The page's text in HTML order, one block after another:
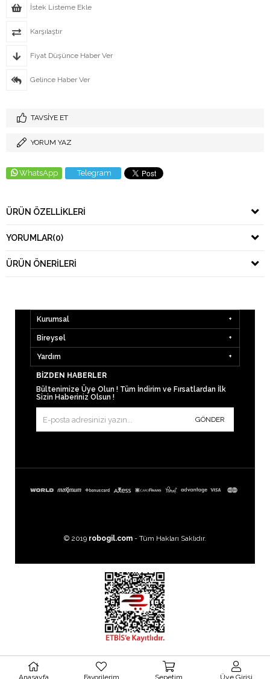
İstek Listeme Ekle
Karşılaştır
Fiyat Düşünce Haber Ver
Gelince Haber Ver
TAVSIYE ET
YORUM YAZ
WhatsApp Telegram
ÜRÜN ÖZELLIKLERI
YORUMLAR(0)
ÜRÜN ÖNERILERI
Kurumsal
Bireysel
Yardım
BIZDEN HABERLER
Bültenimize Üye Olun ! Tüm İndirim ve Fırsatlardan İlk
Sizin Haberiniz Olsun !
GÖNDER
© 2019 robogil.com - Tüm Hakları Saklıdır.
Images by Freepik
Anasayfa Favorilerim Sepetim Üye Girişi